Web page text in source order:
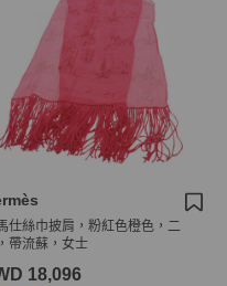
仕絲巾披肩，粉紅色橙色，二
帶流蘇，女士
18,096